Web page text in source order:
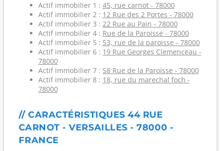
Actif immobilier 1 : 45, rue carnot - 78000
Actif immobilier 2 : 12 Rue des 2 Portes - 78000
Actif immobilier 3 : 22 Rue au Pain - 78000
Actif immobilier 4 : Rue de la Paroisse - 78000
Actif immobilier 5 : 53, rue de la paroisse - 78000
Actif immobilier 6 : 19 Rue Georges Clemenceau -
78000
Actif immobilier 7 : 58 Rue de la Paroisse - 78000
Actif immobilier 8 : 18, rue du marechal foch -
78000
// CARACTÉRISTIQUES 44 RUE
CARNOT - VERSAILLES - 78000 -
FRANCE